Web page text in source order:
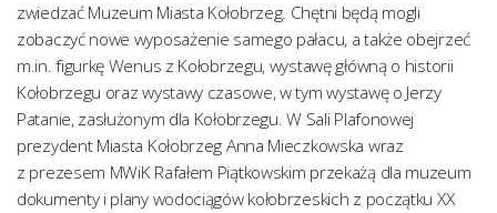
zwiedzać Muzeum Miasta Kołobrzeg. Chętni będą mogli
zobaczyć nowe wyposażenie samego pałacu, a także obejrzeć
m.in. figurkę Wenus z Kołobrzegu, wystawę główną o historii
Kołobrzegu oraz wystawy czasowe, w tym wystawę o Jerzy
Patanie, zasłużonym dla Kołobrzegu. W Sali Plafonowej
prezydent Miasta Kołobrzeg Anna Mieczkowska wraz
z prezesem MWiK Rafałem Piątkowskim przekażą dla muzeum
dokumenty i plany wodociągów kołobrzeskich z początku XX